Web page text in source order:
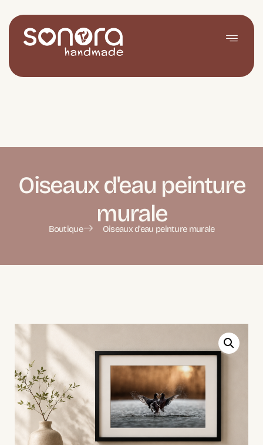
Oiseaux d'eau peinture
murale
Boutique Oiseaux d'eau peinture murale